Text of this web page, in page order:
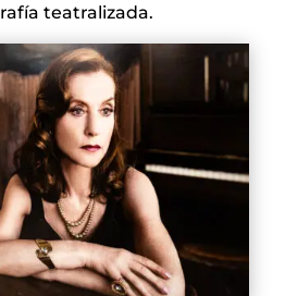
teatralizada.